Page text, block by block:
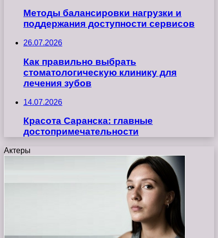
Методы балансировки нагрузки и
поддержания доступности сервисов
26.07.2026
Как правильно выбрать
стоматологическую клинику для
лечения зубов
14.07.2026
Красота Саранска: главные
достопримечательности
Актеры